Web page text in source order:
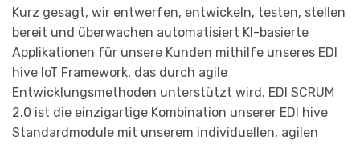
Kurz gesagt, wir entwerfen, entwickeln, testen, stellen
bereit und überwachen automatisiert KI-basierte
Applikationen für unsere Kunden mithilfe unseres EDI
hive IoT Framework, das durch agile
Entwicklungsmethoden unterstützt wird. EDI SCRUM
2.0 ist die einzigartige Kombination unserer EDI hive
Standardmodule mit unserem individuellen, agilen